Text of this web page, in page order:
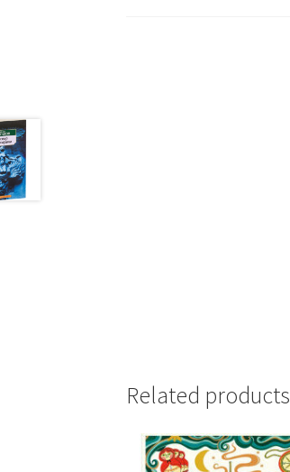
Related products